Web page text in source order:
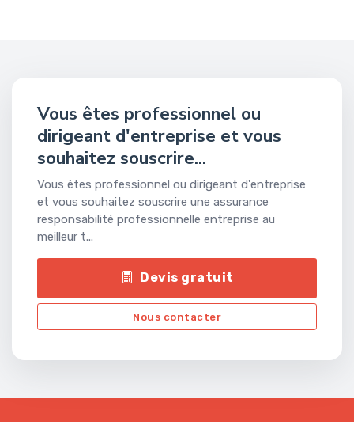
Vous êtes professionnel ou
dirigeant d'entreprise et vous
souhaitez souscrire...
Vous êtes professionnel ou dirigeant d'entreprise
et vous souhaitez souscrire une assurance
responsabilité professionnelle entreprise au
meilleur t...
Devis gratuit
Nous contacter